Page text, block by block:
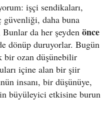
işçi sendikaları,
güvenliği, daha buna
da her şeyden önce
dönüp duruyorlar. Bugün
bir ozan düşünebilir
içine alan bir şiir
insanı, bir düşünüye,
büyüleyici etkisine burun